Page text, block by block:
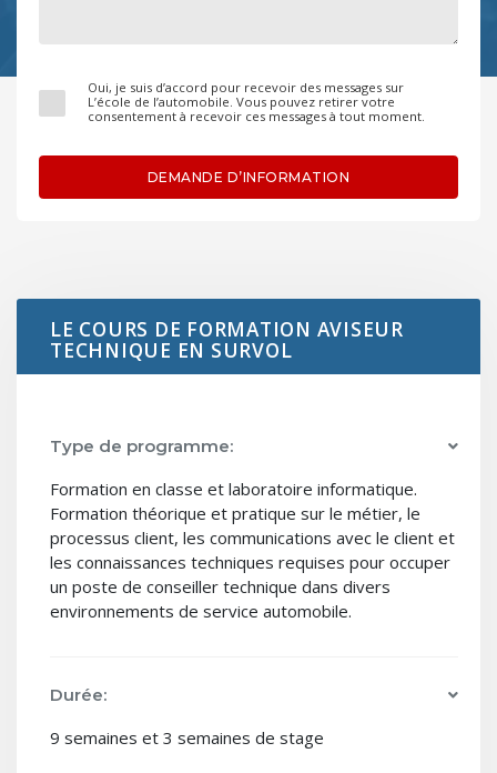
Oui, je suis d’accord pour recevoir des messages sur
L’école de l’automobile. Vous pouvez retirer votre
consentement à recevoir ces messages à tout moment.
DEMANDE D’INFORMATION
LE COURS DE FORMATION AVISEUR
TECHNIQUE EN SURVOL
Type de programme:
Formation en classe et laboratoire informatique.
Formation théorique et pratique sur le métier, le
processus client, les communications avec le client et
les connaissances techniques requises pour occuper
un poste de conseiller technique dans divers
environnements de service automobile.
Durée:
9 semaines et 3 semaines de stage